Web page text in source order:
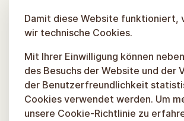
Damit diese Website funktioniert,
wir technische Cookies.
Mit Ihrer Einwilligung können
des Besuchs der Website und der
der Benutzerfreundlichkeit
Cookies verwendet werden. Um
unsere Cookie-Richtlinie zu